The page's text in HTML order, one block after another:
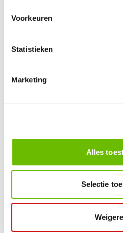
Voorkeuren
Statistieken
Marketing
Alles
Selectie
Maandag t/m vrijdag van 09.00
Kunst voor iedereen
Onze Bronzen Beelden die met
gebracht!
Kunstuwel Community